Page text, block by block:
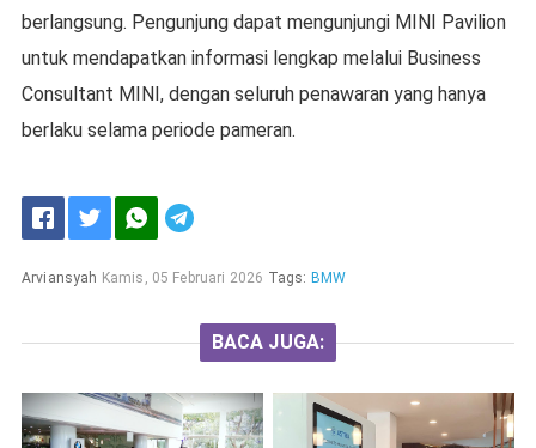
berlangsung. Pengunjung dapat mengunjungi MINI Pavilion
untuk mendapatkan informasi lengkap melalui Business
Consultant MINI, dengan seluruh penawaran yang hanya
berlaku selama periode pameran.
Arviansyah Kamis, 05 Februari 2026 Tags: BMW
BACA JUGA: